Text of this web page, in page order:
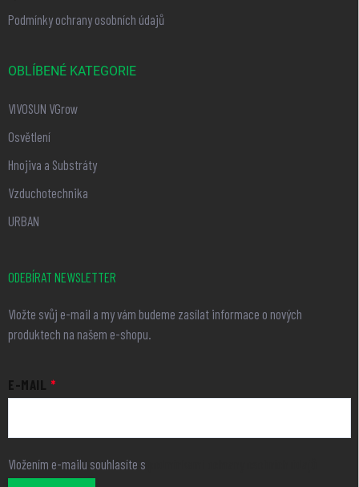
Podmínky ochrany osobních údajů
OBLÍBENÉ KATEGORIE
VIVOSUN VGrow
Osvětlení
Hnojiva a Substráty
Vzduchotechnika
URBAN
ODEBÍRAT NEWSLETTER
Vložte svůj e-mail a my vám budeme zasílat informace o nových
produktech na našem e-shopu.
E-MAIL
Vložením e-mailu souhlasíte s